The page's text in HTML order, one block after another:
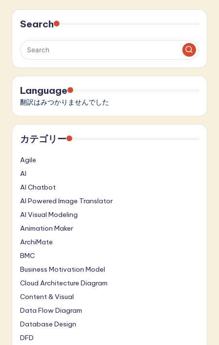
Search
Language
翻訳はみつかりませんでした
カテゴリー
Agile
AI
AI Chatbot
AI Powered Image Translator
AI Visual Modeling
Animation Maker
ArchiMate
BMC
Business Motivation Model
Cloud Architecture Diagram
Content & Visual
Data Flow Diagram
Database Design
DFD